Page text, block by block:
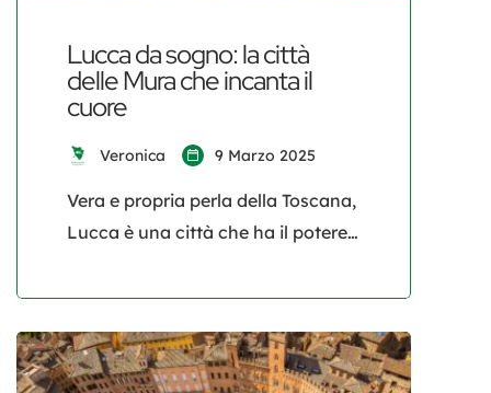
Lucca da sogno: la città
delle Mura che incanta il
cuore
Veronica 9 Marzo 2025
Vera e propria perla della Toscana,
Lucca è una città che ha il potere
il suo fascino senza tempo, è una
delle destinazioni più suggestive
della regione, perfetta per chi